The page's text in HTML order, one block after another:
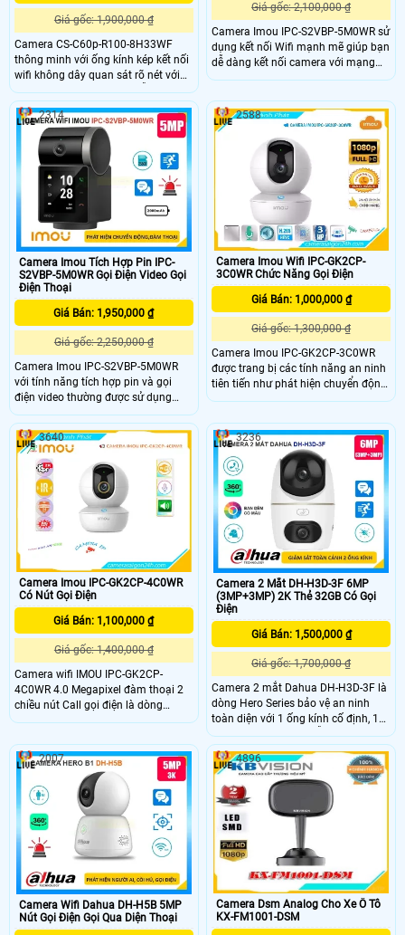
Giá gốc: 1,900,000 ₫
Camera CS-C60p-R100-8H33WF
thông minh với ống kính kép kết nối
wifi không dây quan sát rõ nét với
độ phân giải 2K camera hỗ trợ quay
quét trong nhà đàm thoại 2 chiều
tiện lợi và tích hợp nút gọi điện cảm
ứng nhanh chóng Với chuẩn nén
H.265 camera giúp tiết kiệm băng
thông và dung lượng lưu trữ hiệu
Giá gốc: 2,100,000 ₫
Camera Imou IPC-S2VBP-5M0WR sử
dụng kết nối Wifi mạnh mẽ giúp bạn
dễ dàng kết nối camera với mạng
Internet mà không cần phải kéo dây
trên màn hình 2. 4 inch và quản lý
camera qua ứng dụng Imou trên
điện thoại thông minh giúp bạn
kiểm soát và theo dõi từ xa một
cách dễ dàng và thuận tiện.
Camera Imou Tích Hợp Pin IPC-
S2VBP-5M0WR Gọi Điện Video Gọi
Điện Thoại
Giá Bán: 1,950,000 ₫
Giá gốc: 2,250,000 ₫
Camera Imou IPC-S2VBP-5M0WR
với tính năng tích hợp pin và gọi
điện video thường được sử dụng
trong các tình huống và công trình
khác nhau để cung cấp sự giám sát
linh hoạt và tiện lợi,hỗ trợ tính năng
gọi điện video cho phép bạn thực
hiện cuộc gọi video trực tiếp từ
camera, rất hữu ích trong việc giao
tiếp và giám sát từ xa
2314
Camera Imou Wifi IPC-GK2CP-
3C0WR Chức Năng Gọi Điện
Giá Bán: 1,000,000 ₫
Giá gốc: 1,300,000 ₫
Camera Imou IPC-GK2CP-3C0WR
được trang bị các tính năng an ninh
tiên tiến như phát hiện chuyển động
và báo động thông minh Khi phát
camera sẽ gửi thông báo ngay lập
tức đến điện thoại của bạn qua ứng
dụng Imou
2588
Camera Imou IPC-GK2CP-4C0WR
Có Nút Gọi Điện
Giá Bán: 1,100,000 ₫
Giá gốc: 1,400,000 ₫
Camera wifi IMOU IPC-GK2CP-
4C0WR 4.0 Megapixel đàm thoại 2
chiều nút Call gọi điện là dòng
camera IP wifi không dây mới nhất
điện thoại giúp người đứng gần
camera có thể trò chuyên nhanh
cũng như cần sự trợ giúp khẩn cấp.
3640
Camera 2 Mắt DH-H3D-3F 6MP
(3MP+3MP) 2K Thẻ 32GB Có Gọi
Điện
Giá Bán: 1,500,000 ₫
Giá gốc: 1,700,000 ₫
Camera 2 mắt Dahua DH-H3D-3F là
dòng Hero Series bảo vệ an ninh
toàn diện với 1 ống kính cố định, 1
ống kính xoay 360. Mỗi mắt có độ
phân giải 3MP cung cấp hình ảnh
giám sát sắc nét, hỗ trợ ban đêm có
màu, tích hợp mic và loa đàm thoại
2 chiều, khả năng phát hiện phân
biệt người vật độ chính xác cao
3236
Camera Wifi Dahua DH-H5B 5MP
Nút Gọi Điện Gọi Qua Diện Thoại
2007
Camera Dsm Analog Cho Xe Ô Tô
KX-FM1001-DSM
4896